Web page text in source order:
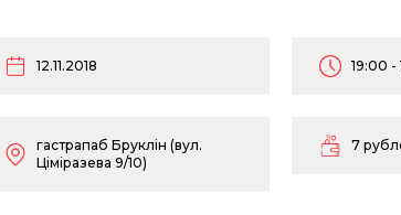
12.11.2018 19:00 -
гастрапаб Бруклін (вул.
Ціміразева 9/10)
7